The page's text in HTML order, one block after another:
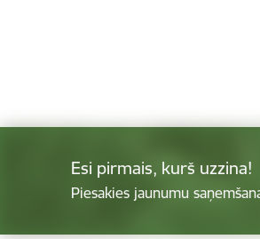
Esi pirmais, kurš uzzina!
Piesakies jaunumu